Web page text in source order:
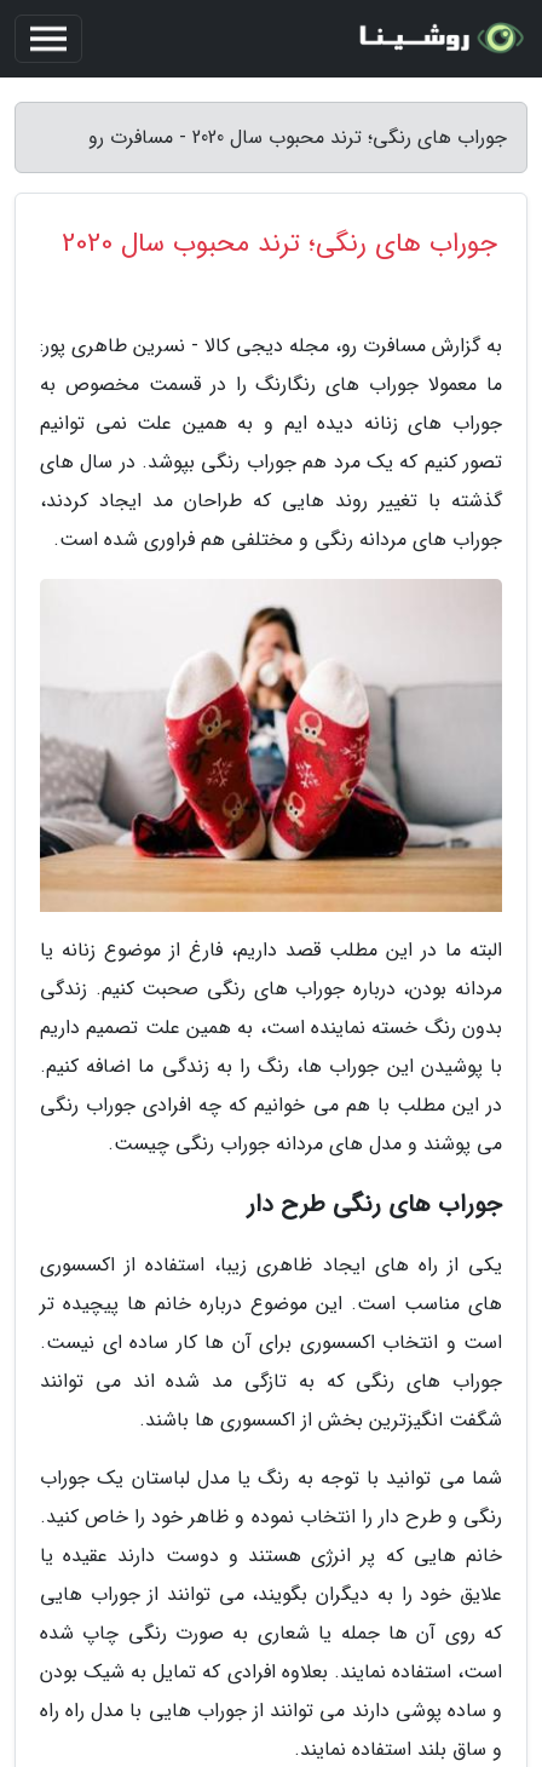
جوراب های رنگی؛ ترند محبوب سال 2020 - مسافرت رو
جوراب های رنگی؛ ترند محبوب سال 2020
به گزارش مسافرت رو، مجله دیجی کالا - نسرین طاهری پور:
ما معمولا جوراب های رنگارنگ را در قسمت مخصوص به
جوراب های زنانه دیده ایم و به همین علت نمی توانیم
تصور کنیم که یک مرد هم جوراب رنگی بپوشد. در سال های
گذشته با تغییر روند هایی که طراحان مد ایجاد کردند،
جوراب های مردانه رنگی و مختلفی هم فراوری شده است.
البته ما در این مطلب قصد داریم، فارغ از موضوع زنانه یا
مردانه بودن، درباره جوراب های رنگی صحبت کنیم. زندگی
بدون رنگ خسته نماینده است، به همین علت تصمیم داریم
با پوشیدن این جوراب ها، رنگ را به زندگی ما اضافه کنیم.
در این مطلب با هم می خوانیم که چه افرادی جوراب رنگی
می پوشند و مدل های مردانه جوراب رنگی چیست.
جوراب های رنگی طرح دار
یکی از راه های ایجاد ظاهری زیبا، استفاده از اکسسوری
های مناسب است. این موضوع درباره خانم ها پیچیده تر
است و انتخاب اکسسوری برای آن ها کار ساده ای نیست.
جوراب های رنگی که به تازگی مد شده اند می توانند
شگفت انگیزترین بخش از اکسسوری ها باشند.
شما می توانید با توجه به رنگ یا مدل لباستان یک جوراب
رنگی و طرح دار را انتخاب نموده و ظاهر خود را خاص کنید.
خانم هایی که پر انرژی هستند و دوست دارند عقیده یا
علایق خود را به دیگران بگویند، می توانند از جوراب هایی
که روی آن ها جمله یا شعاری به صورت رنگی چاپ شده
است، استفاده نمایند. بعلاوه افرادی که تمایل به شیک بودن
و ساده پوشی دارند می توانند از جوراب هایی با مدل راه راه
و ساق بلند استفاده نمایند.